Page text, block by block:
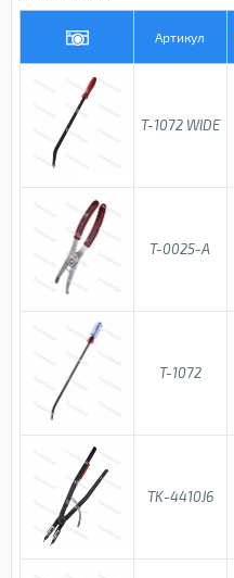
Артикул
T-1072 WIDE
T-0025-A
T-1072
TK-4410J6